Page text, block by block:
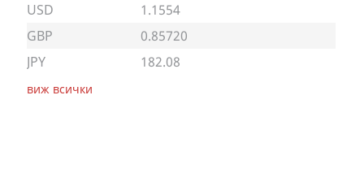
USD
1.1554
GBP
0.85720
JPY
182.08
виж всички